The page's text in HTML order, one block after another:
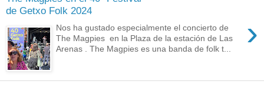
de Getxo Folk 2024
›
Nos ha gustado especialmente el concierto de
The Magpies en la Plaza de la estación de Las
Arenas . The Magpies es una banda de folk t...